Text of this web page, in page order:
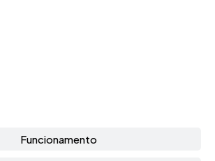
Funcionamento